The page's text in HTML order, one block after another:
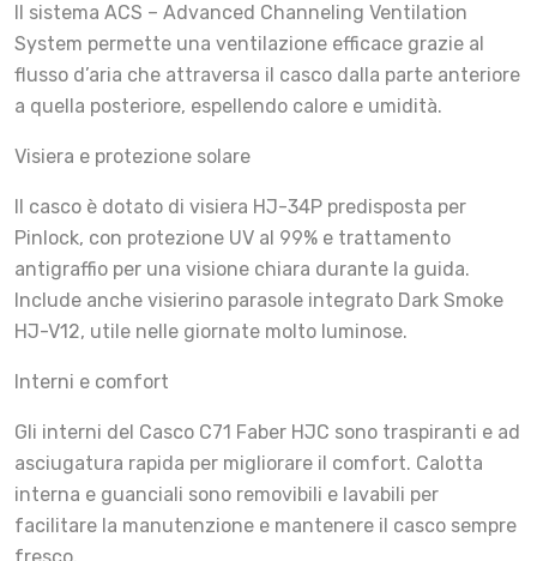
Il sistema ACS – Advanced Channeling Ventilation
System permette una ventilazione efficace grazie al
flusso d’aria che attraversa il casco dalla parte anteriore
a quella posteriore, espellendo calore e umidità.
Visiera e protezione solare
Il casco è dotato di visiera HJ-34P predisposta per
Pinlock, con protezione UV al 99% e trattamento
antigraffio per una visione chiara durante la guida.
Include anche visierino parasole integrato Dark Smoke
HJ-V12, utile nelle giornate molto luminose.
Interni e comfort
Gli interni del Casco C71 Faber HJC sono traspiranti e ad
asciugatura rapida per migliorare il comfort. Calotta
interna e guanciali sono removibili e lavabili per
facilitare la manutenzione e mantenere il casco sempre